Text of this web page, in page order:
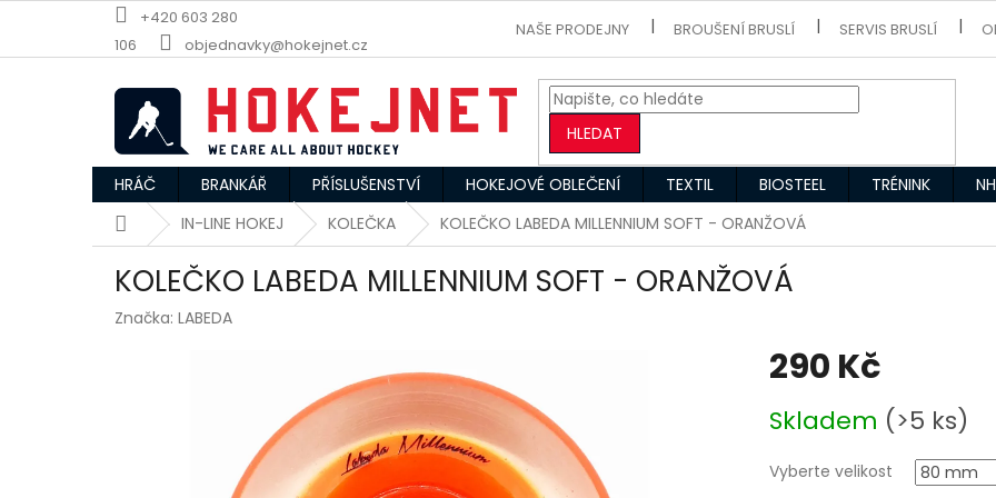
obsah
+420 603 280
106
objednavky@hokejnet.cz
NAŠE PRODEJNY BROUŠENÍ BRUSLÍ SERVIS BRUSLÍ
HLEDAT
HRÁČ BRANKÁŘ PŘÍSLUŠENSTVÍ HOKEJOVÉ OBLEČENÍ TEXTIL BIOSTEEL TRÉNINK
DomůIN-LINE HOKEJ KOLEČKA KOLEČKO LABEDA MILLENNIUM SOFT - ORANŽOVÁ
KOLEČKO LABEDA MILLENNIUM SOFT - ORANŽOVÁ
Značka: LABEDA
290 Kč
cena:
Skladem (>5 ks)
Vyberte velikost